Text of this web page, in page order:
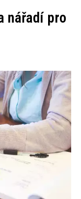
nářadí pro